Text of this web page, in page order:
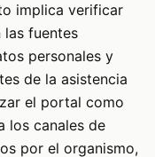
implica verificar
las fuentes
personales y
de la asistencia
el portal como
los canales de
por el organismo,